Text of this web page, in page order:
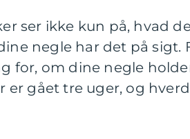
ser ikke kun på, hvad
negle har det på sigt.
for, om dine negle
er gået tre uger, og